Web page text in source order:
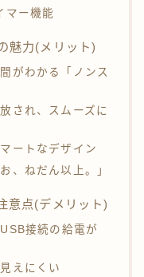
マー機能
魅力(メリット)
がわかる「ノンス
され、スムーズに
ートなデザイン
、ねだん以上。」
意点(デメリット)
接続の給電が
えにくい